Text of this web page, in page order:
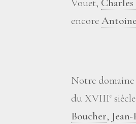
Vouet,
encore
Notre
du XVIIIe
Boucher,